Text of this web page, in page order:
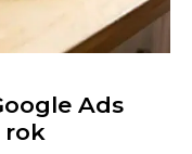
Ads
rok